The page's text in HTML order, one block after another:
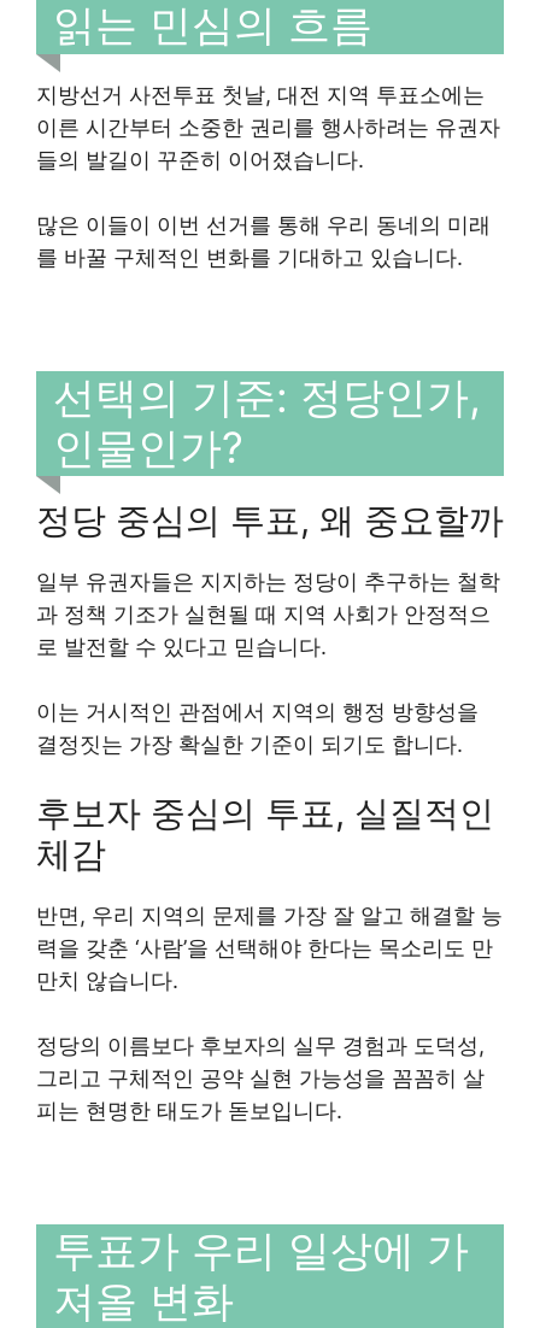
읽는 민심의 흐름
지방선거 사전투표 첫날, 대전 지역 투표소에는
이른 시간부터 소중한 권리를 행사하려는 유권자
들의 발길이 꾸준히 이어졌습니다.
많은 이들이 이번 선거를 통해 우리 동네의 미래
를 바꿀 구체적인 변화를 기대하고 있습니다.
선택의 기준: 정당인가,
인물인가?
정당 중심의 투표, 왜 중요할까
일부 유권자들은 지지하는 정당이 추구하는 철학
과 정책 기조가 실현될 때 지역 사회가 안정적으
로 발전할 수 있다고 믿습니다.
이는 거시적인 관점에서 지역의 행정 방향성을
결정짓는 가장 확실한 기준이 되기도 합니다.
후보자 중심의 투표, 실질적인
체감
반면, 우리 지역의 문제를 가장 잘 알고 해결할 능
력을 갖춘 ‘사람’을 선택해야 한다는 목소리도 만
만치 않습니다.
정당의 이름보다 후보자의 실무 경험과 도덕성,
그리고 구체적인 공약 실현 가능성을 꼼꼼히 살
피는 현명한 태도가 돋보입니다.
투표가 우리 일상에 가
져올 변화